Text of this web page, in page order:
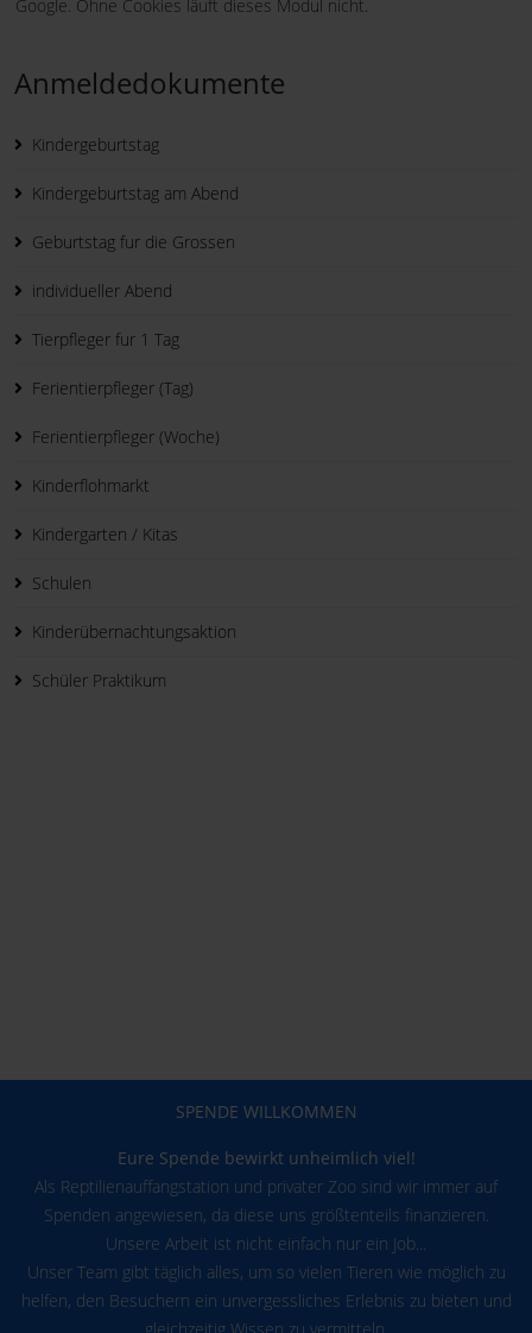
Google. Ohne Cookies läuft dieses Modul nicht.
Anmeldedokumente
Kindergeburtstag
Kindergeburtstag am Abend
Geburtstag fur die Grossen
individueller Abend
Tierpfleger fur 1 Tag
Ferientierpfleger (Tag)
Ferientierpfleger (Woche)
Kinderflohmarkt
Kindergarten / Kitas
Schulen
Kinderübernachtungsaktion
Schüler Praktikum
SPENDE WILLKOMMEN
Eure Spende bewirkt unheimlich viel!
Als Reptilienauffangstation und privater Zoo sind wir immer auf
Spenden angewiesen, da diese uns größtenteils finanzieren.
Unsere Arbeit ist nicht einfach nur ein Job...
Unser Team gibt täglich alles, um so vielen Tieren wie möglich zu
helfen, den Besuchern ein unvergessliches Erlebnis zu bieten und